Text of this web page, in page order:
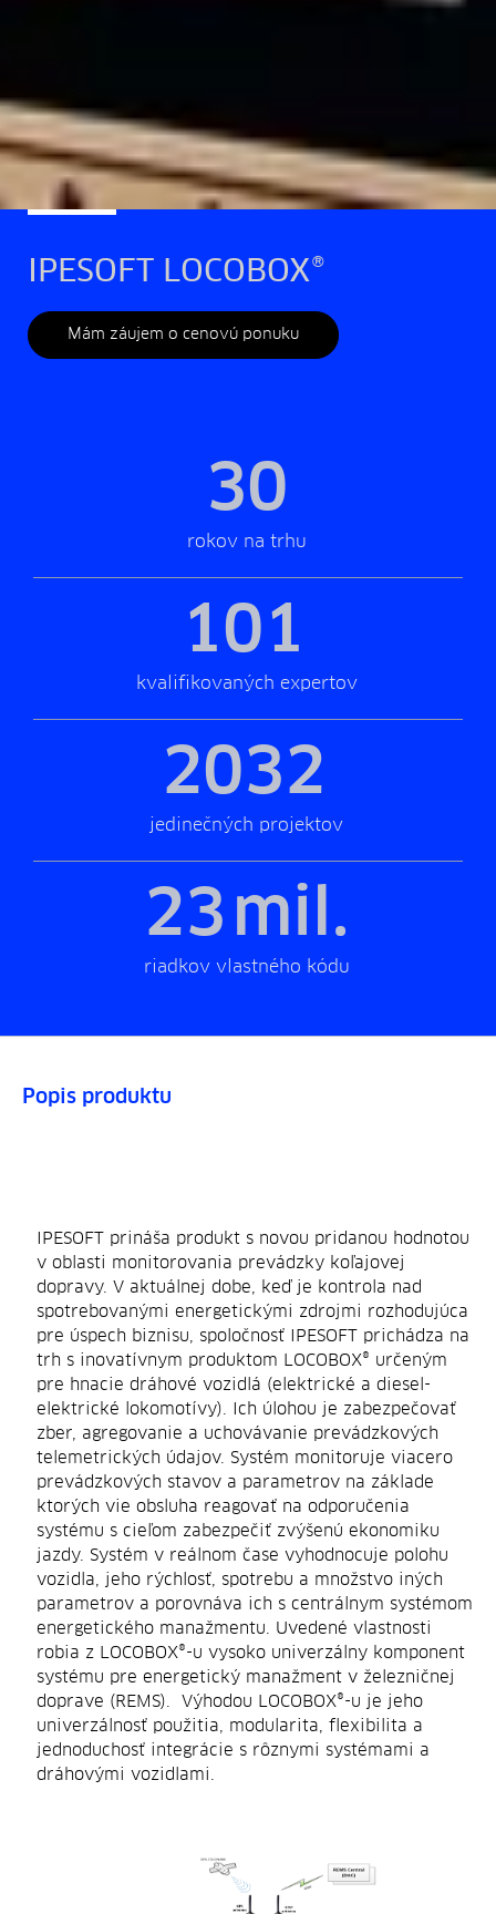
IPESOFT LOCOBOX®
Mám záujem o cenovú ponuku
30
rokov na trhu
101
kvalifikovaných expertov
2032
jedinečných projektov
23 mil.
riadkov vlastného kódu
Popis produktu
IPESOFT prináša produkt s novou pridanou hodnotou
v oblasti monitorovania prevádzky koľajovej
dopravy. V aktuálnej dobe, keď je kontrola nad
spotrebovanými energetickými zdrojmi rozhodujúca
pre úspech biznisu, spoločnosť IPESOFT prichádza na
trh s inovatívnym produktom LOCOBOX® určeným
pre hnacie dráhové vozidlá (elektrické a diesel-
elektrické lokomotívy). Ich úlohou je zabezpečovať
zber, agregovanie a uchovávanie prevádzkových
telemetrických údajov. Systém monitoruje viacero
prevádzkových stavov a parametrov na základe
ktorých vie obsluha reagovať na odporučenia
systému s cieľom zabezpečiť zvýšenú ekonomiku
jazdy. Systém v reálnom čase vyhodnocuje polohu
vozidla, jeho rýchlosť, spotrebu a množstvo iných
parametrov a porovnáva ich s centrálnym systémom
energetického manažmentu. Uvedené vlastnosti
robia z LOCOBOX®-u vysoko univerzálny komponent
systému pre energetický manažment v železničnej
doprave (REMS). Výhodou LOCOBOX®-u je jeho
univerzálnosť použitia, modularita, flexibilita a
jednoduchosť integrácie s rôznymi systémami a
dráhovými vozidlami.